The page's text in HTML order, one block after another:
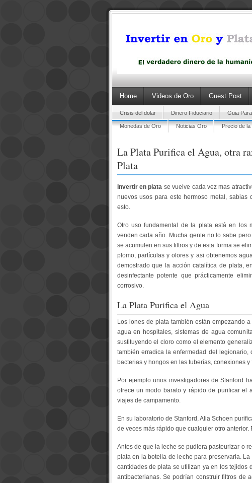
Home Videos de Oro Guest Post
Crisis del dolar Dinero Fiduciario Guia
Monedas de Oro Noticias Oro Precio de la
La Plata Purifica el Agua, otra
Plata
Invertir en plata se vuelve cada vez mas
nuevos usos para este hermoso metal,
esto.
Otro uso fundamental de la plata está en los
venden cada año. Mucha gente no lo sabe
se acumulen en sus filtros y de esta forma se
plomo, partículas y olores y asi obtenemos
demostrado que la acción catalítica de plata,
desinfectante potente que prácticamente
corrosivo.
La Plata Purifica el Agua
Los iones de plata también están empezando
agua en hospitales, sistemas de agua
sustituyendo el cloro como el elemento
también erradica la enfermedad del
bacterias y hongos en las tuberías, conexiones
Por ejemplo unos investigadores de Stanford
ofrece un modo barato y rápido de purificar el
viajes de campamento.
En su laboratorio de Stanford, Alia Schoen
de veces más rápido que cualquier otro
Antes de que la leche se pudiera pasteurizar o
plata en la botella de leche para preservarla.
cantidades de plata se utilizan ya en los tejidos
antibacterianas. Se podrían construir filtros de